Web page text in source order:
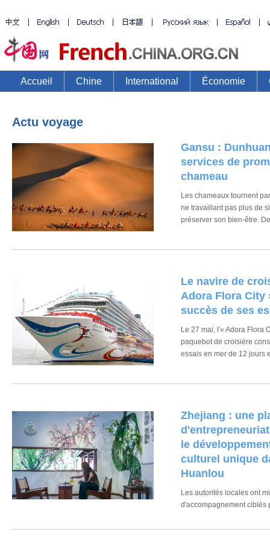
Accueil Chine International Économie
Actu voyage
Gansu :
services de
chameau
Les chameaux tournent
ne travaillant pas plus de
préserver son bien-être.
​Le navire de
Adora Flora City
succès de ses
Le 27 mai, l'« Adora Flora
paquebot de croisière
essais en mer de 12 jours
Zhejiang : une
le
culturel unique
Huanlou
Les autorités locales ont
d'accompagnement ciblés
conception gratuite de